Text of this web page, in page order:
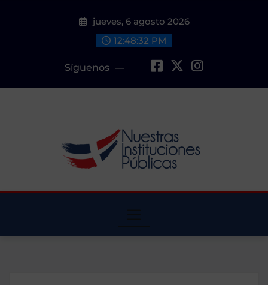
jueves, 6 agosto 2026
12:48:33 PM
Síguenos